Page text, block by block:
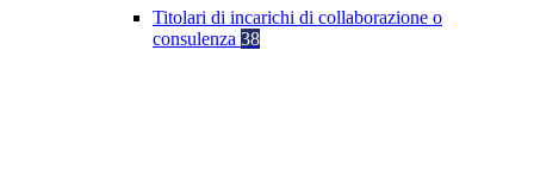
Titolari di incarichi di collaborazione o
consulenza 38